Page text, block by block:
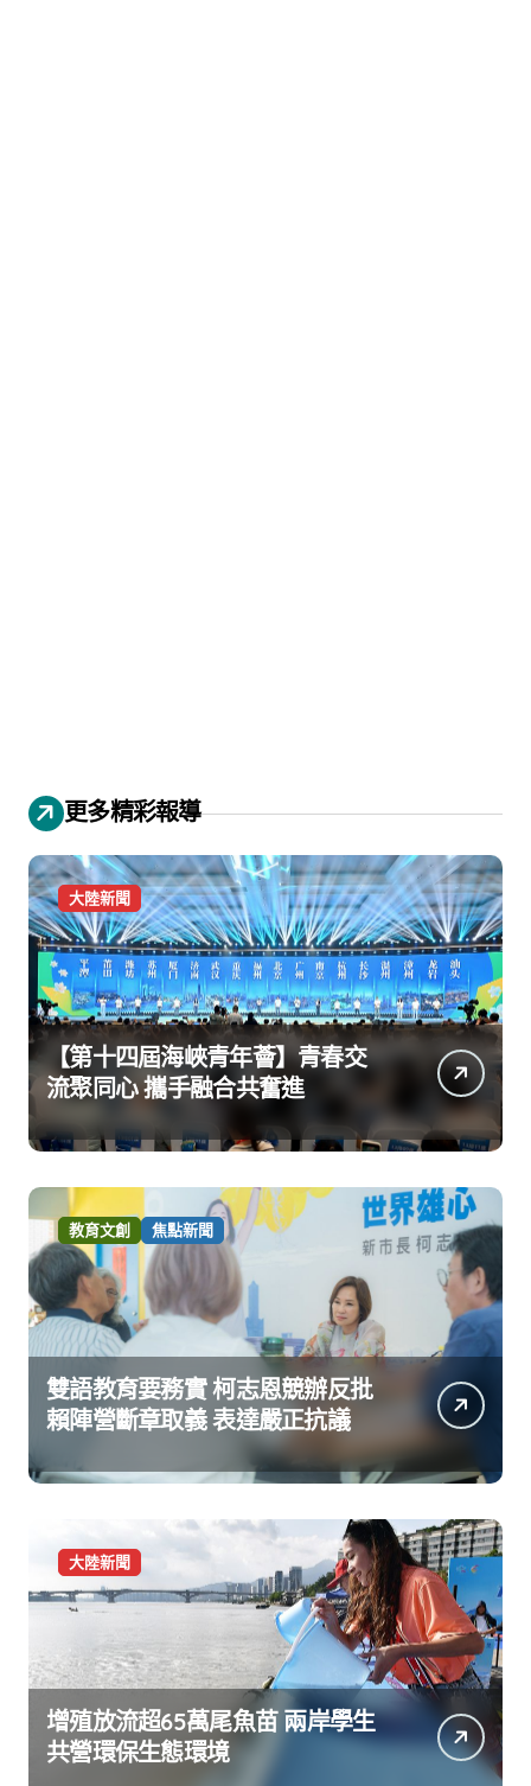
更多精彩報導
大陸新聞
【第十四屆海峽青年薈】青春交
流聚同心 攜手融合共奮進
教育文創 焦點新聞
雙語教育要務實 柯志恩競辦反批
賴陣營斷章取義 表達嚴正抗議
大陸新聞
增殖放流超65萬尾魚苗 兩岸學生
共營環保生態環境